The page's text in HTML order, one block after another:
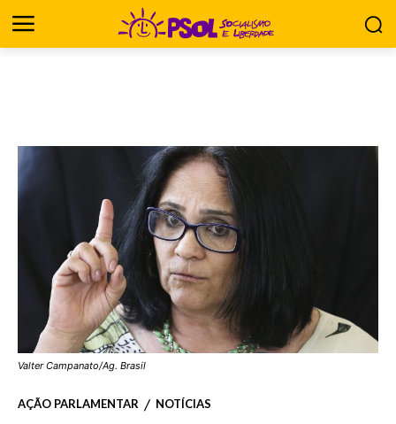
Valter Campanato/Ag. Brasil
AÇÃO PARLAMENTAR NOTÍCIAS